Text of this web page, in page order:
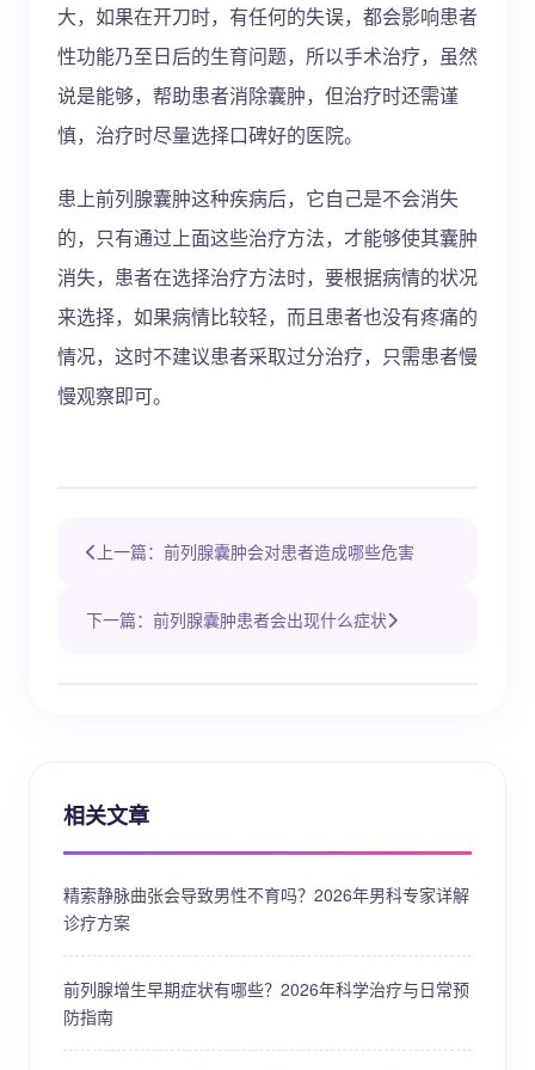
大，如果在开刀时，有任何的失误，都会影响患者
性功能乃至日后的生育问题，所以手术治疗，虽然
说是能够，帮助患者消除囊肿，但治疗时还需谨
慎，治疗时尽量选择口碑好的医院。
患上前列腺囊肿这种疾病后，它自己是不会消失
的，只有通过上面这些治疗方法，才能够使其囊肿
消失，患者在选择治疗方法时，要根据病情的状况
来选择，如果病情比较轻，而且患者也没有疼痛的
情况，这时不建议患者采取过分治疗，只需患者慢
慢观察即可。
上一篇：前列腺囊肿会对患者造成哪些危害
下一篇：前列腺囊肿患者会出现什么症状
相关文章
精索静脉曲张会导致男性不育吗？2026年男科专家详解
诊疗方案
前列腺增生早期症状有哪些？2026年科学治疗与日常预
防指南